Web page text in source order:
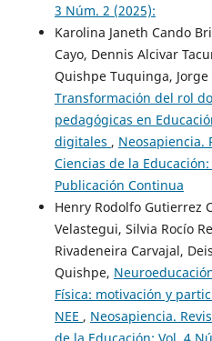
3 Núm. 2 (2025):
Karolina Janeth Cando
Cayo, Dennis Alcivar
Quishpe Tuquinga,
Transformación del rol
pedagógicas en
digitales , Neosapiencia.
Ciencias de la
Publicación Continua
Henry Rodolfo Gutierrez
Velastegui, Silvia Rocío
Rivadeneira Carvajal,
Quishpe,
Física: motivación y
NEE , Neosapiencia.